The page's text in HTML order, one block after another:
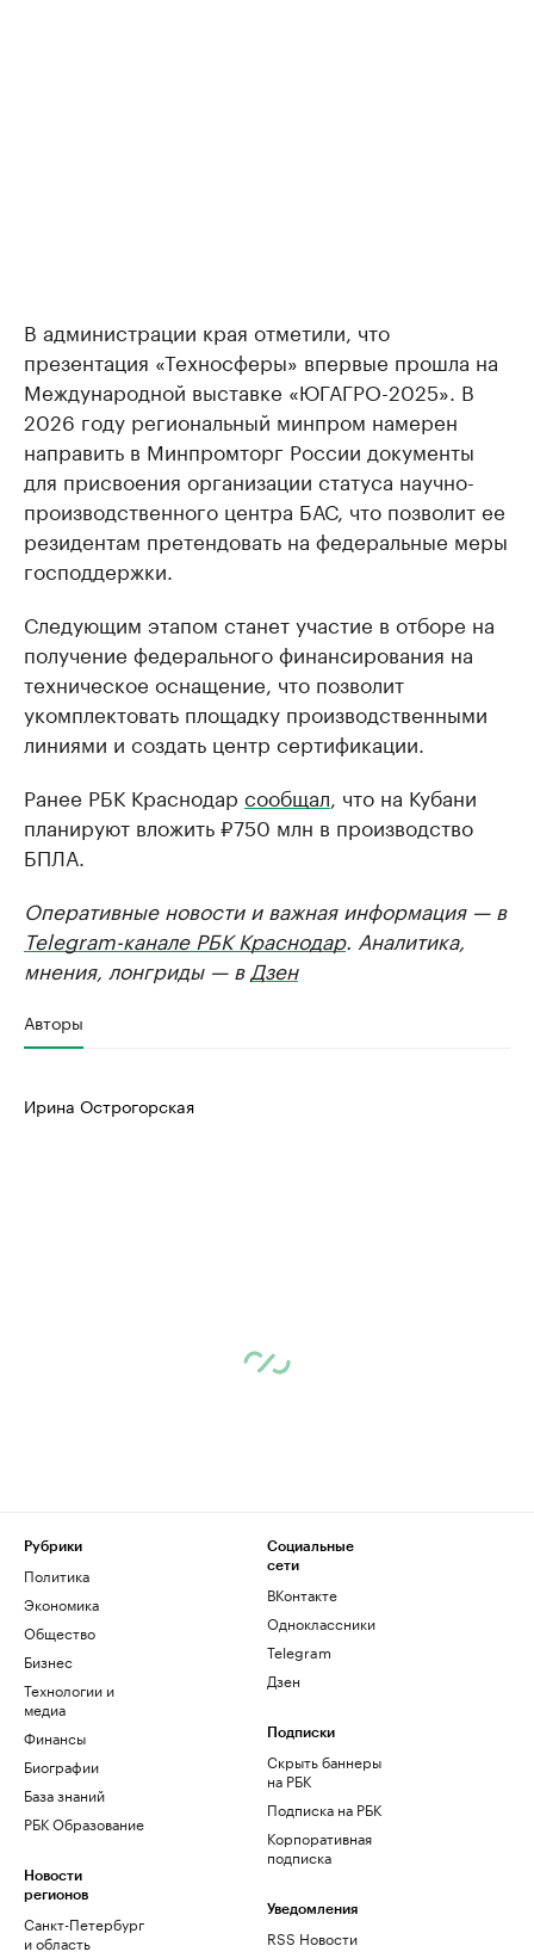
В администрации края отметили, что
презентация «Техносферы» впервые прошла на
Международной выставке «ЮГАГРО-2025». В
2026 году региональный минпром намерен
направить в Минпромторг России документы
для присвоения организации статуса научно-
производственного центра БАС, что позволит ее
резидентам претендовать на федеральные меры
господдержки.
Следующим этапом станет участие в отборе на
получение федерального финансирования на
техническое оснащение, что позволит
укомплектовать площадку производственными
линиями и создать центр сертификации.
Ранее РБК Краснодар сообщал , что на Кубани
планируют вложить ₽750 млн в производство
БПЛА.
Оперативные новости и важная информация — в
Telegram-канале РБК Краснодар. Аналитика,
мнения, лонгриды — в Дзен
Авторы
Ирина Острогорская
Рубрики
Политика
Экономика
Общество
Бизнес
Технологии и
медиа
Финансы
Биографии
База знаний
РБК Образование
Новости
регионов
Санкт-Петербург
и область
Социальные
сети
ВКонтакте
Одноклассники
Telegram
Дзен
Подписки
Скрыть баннеры
на РБК
Подписка на РБК
Корпоративная
подписка
Уведомления
RSS Новости